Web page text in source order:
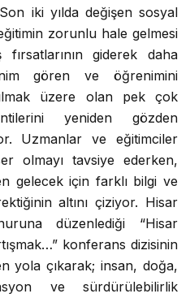
iki yılda değişen sosyal
zorunlu hale gelmesi
giderek daha
gören ve öğrenimini
üzere olan pek çok
yeniden gözden
Uzmanlar ve eğitimciler
olmayı tavsiye ederken,
gelecek için farklı bilgi ve
altını çiziyor. Hisar
düzenlediği “Hisar
konferans dizisinin
yola çıkarak; insan, doğa,
ve sürdürülebilirlik